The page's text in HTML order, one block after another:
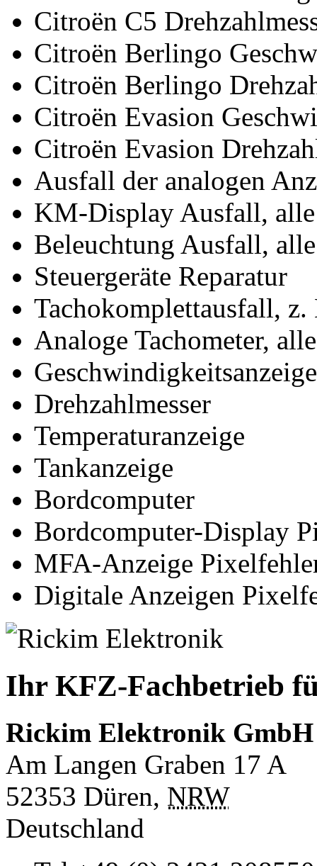
Citroën C5
Citroën Berlingo
Citroën Berlingo
Citroën Evasion
Citroën Evasion
Ausfall der analogen
KM-Display Ausfall,
Beleuchtung Ausfall,
Steuergeräte Reparatur
Tachokomplettausfall,
Analoge Tachometer,
Geschwindigkeitsanzeige
Drehzahlmesser
Temperaturanzeige
Tankanzeige
Bordcomputer
Bordcomputer-Display
MFA-Anzeige
Digitale Anzeigen
Ihr KFZ-Fachbetrieb
Rickim Elektronik GmbH
Am Langen Graben 17 A
52353 Düren, NRW
Deutschland